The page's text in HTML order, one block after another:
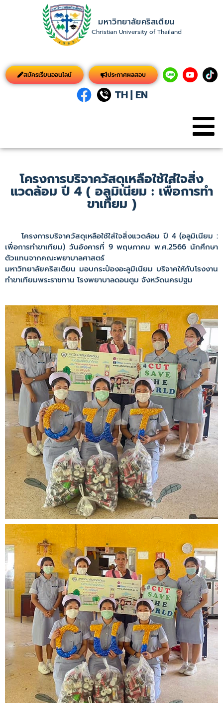
มหาวิทยาลัยคริสเตียน
Christian University of Thailand
สมัครเรียนออนไลน์ ประกาศผลสอบ
TH| EN
โครงการบริจาควัสดุเหลือใช้ใส่ใจสิ่ง
แวดล้อม ปี 4 ( อลูมิเนียม : เพื่อการทำ
ขาเทียม )
โครงการบริจาควัสดุเหลือใช้ใส่ใจสิ่งแวดล้อม ปี 4 (อลูมิเนียม :
เพื่อการทำขาเทียม) วันอังคารที่ 9 พฤษภาคม พ.ศ.2566 นักศึกษา
ตัวแทนจากคณะพยาบาลศาสตร์
มหาวิทยาลัยคริสเตียน มอบกระป๋องอะลูมิเนียม บริจาคให้กับโรงงาน
ทำขาเทียมพระราชทาน โรงพยาบาลดอนตูม จังหวัดนครปฐม